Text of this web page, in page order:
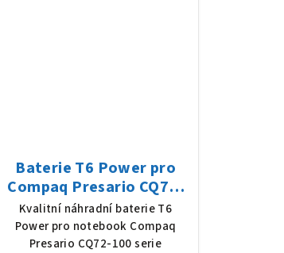
Baterie T6 Power pro
Compaq Presario CQ72-
100 serie, Li-Ion, 10,8 V,
5200 mAh (56 Wh), černá
Kvalitní náhradní baterie T6
Power pro notebook Compaq
Presario CQ72-100 serie